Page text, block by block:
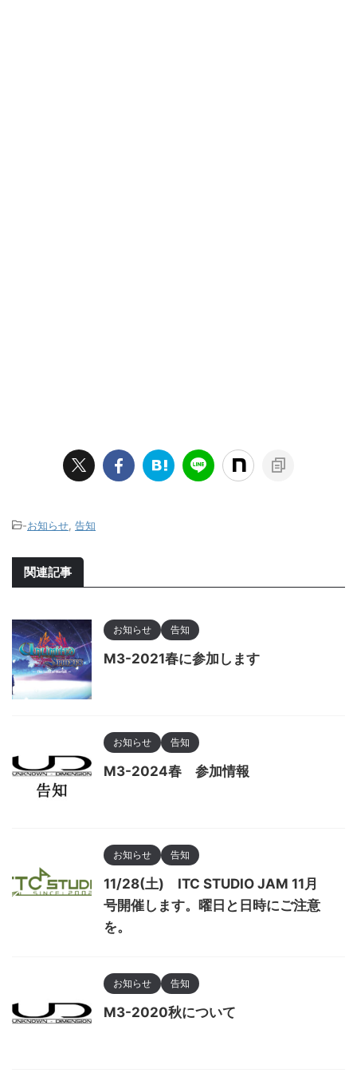
-お知らせ 告知
関連記事
お知らせ 告知
M3-2021春に参加します
お知らせ 告知
M3-2024春 参加情報
お知らせ 告知
11/28(土) ITC STUDIO JAM 11月
号開催します。曜日と日時にご注意
を。
お知らせ 告知
M3-2020秋について